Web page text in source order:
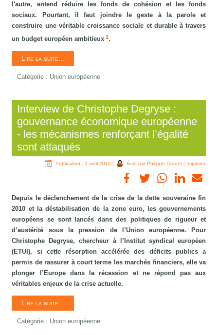
l'autre, entend réduire les fonds de cohésion et les fonds
sociaux. Pourtant, il faut joindre le geste à la parole et
construire une véritable croissance sociale et durable à travers
un budget européen ambitieux1.
Lire la suite...
Catégorie : Union européenne
Interview de Christophe Degryse :
gouvernance économique européenne
- les mécanismes renforçant l’égalité
sont attaqués
Publication : 1 avril 2012 | Écrit par Philippe Taquet | Imprimer
Depuis le déclenchement de la crise de la dette souveraine fin
2010 et la déstabilisation de la zone euro, les gouvernements
européens se sont lancés dans des politiques de rigueur et
d’austérité sous la pression de l’Union européenne. Pour
Christophe Degryse, chercheur à l’Institut syndical européen
(ETUI), si cette résorption accélérée des déficits publics a
permis de rassurer à court terme les marchés financiers, elle va
plonger l’Europe dans la récession et ne répond pas aux
véritables enjeux de la crise actuelle.
Lire la suite...
Catégorie : Union européenne